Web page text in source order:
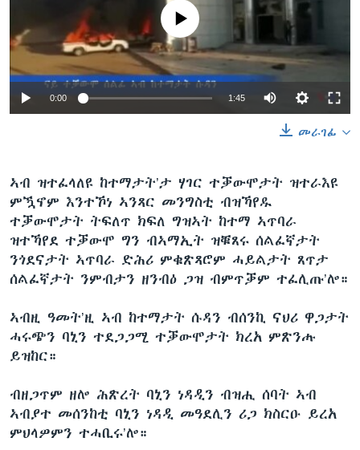
No media source currently available
0:00 1:45
መራገፊ
ኣብ ዝተፈላለዩ ከተማታት’ታ ሃገር ተቓውሞታት ዝተራእዩ
ምዃኖም እንተኾነ ኣንጻር መንግስቲ ብዝኻየዱ
ተቓውሞታት ትፍለጥ ክፍለ ግዝኣት ከተማ ኣጥባራ
ዝተኻየደ ተቓውሞ ግን ብኣማኢት ዝቑጸሩ ሰልፈኛታት
ንጎደናታት ኣጥባራ ድሕሪ ምቁጽጻሮም ሓይልታት ጸጥታ
ሰልፈኛታት ንምብታን ዘንብዕ ጋዝ ብምጥቓም ተፈሊጡ’ሎ።
ኣብዚ ዓመት’ዚ ኣብ ከተማታት ሱዳን ብሰንኪ ናህሪ ዋጋታት
ሓሩጭን ባኒን ተደጋጋሚ ተቓውሞታት ክረአ ምጽንሑ
ይዝከር።
ብዘጋጥም ዘሎ ሕጽረት ባኒን ነዳዲን ብዝሒ ሰባት ኣብ
ኣብያተ መሰንከቲ ባኒን ነዳዲ መዓደሊን ሪጋ ክስርዑ ይረአ
ምህላዎምን ተሓቢሩ’ሎ።